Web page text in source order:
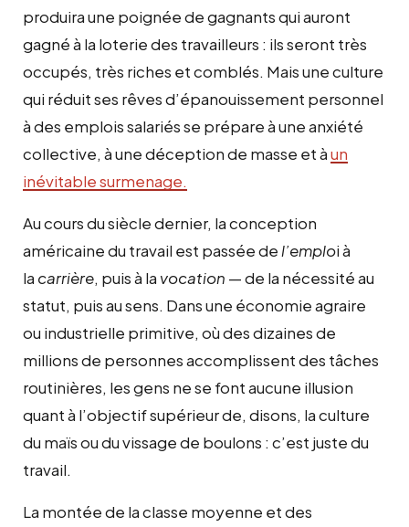
produira une poignée de gagnants qui auront
gagné à la loterie des travailleurs : ils seront très
occupés, très riches et comblés. Mais une culture
qui réduit ses rêves d’épanouissement personnel
à des emplois salariés se prépare à une anxiété
collective, à une déception de masse et àun
inévitable surmenage.
Au cours du siècle dernier, la conception
américaine du travail est passée de l’emploi à
la carrière, puis à la vocation — de la nécessité au
statut, puis au sens. Dans une économie agraire
ou industrielle primitive, où des dizaines de
millions de personnes accomplissent des tâches
routinières, les gens ne se font aucune illusion
quant à l’objectif supérieur de, disons, la culture
du maïs ou du vissage de boulons : c’est juste du
travail.
La montée de la classe moyenne et des